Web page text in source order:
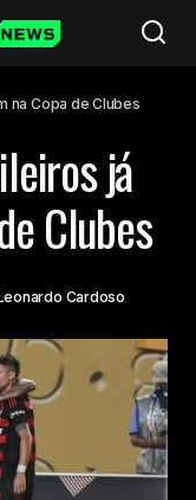
na Copa de Clubes
já
Clubes
Cardoso